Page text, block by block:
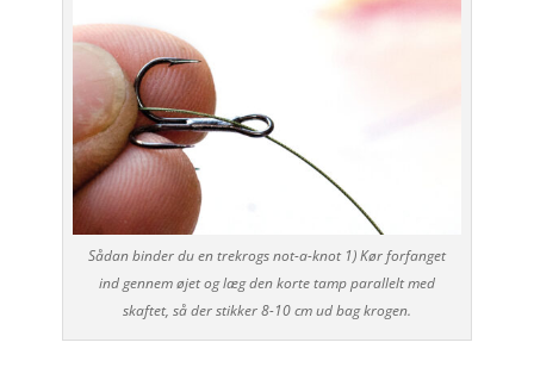
Sådan binder du en trekrogs not-a-knot 1) Kør forfanget
ind gennem øjet og læg den korte tamp parallelt med
skaftet, så der stikker 8-10 cm ud bag krogen.